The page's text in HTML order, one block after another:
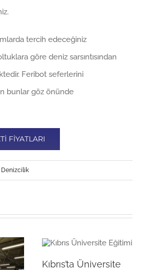
tercih edeceğiniz
göre deniz sarsıntısından
Feribot seferlerini
bunlar göz önünde
FIYATLARI
Denizcilik
Kıbrıs’ta Üniversite